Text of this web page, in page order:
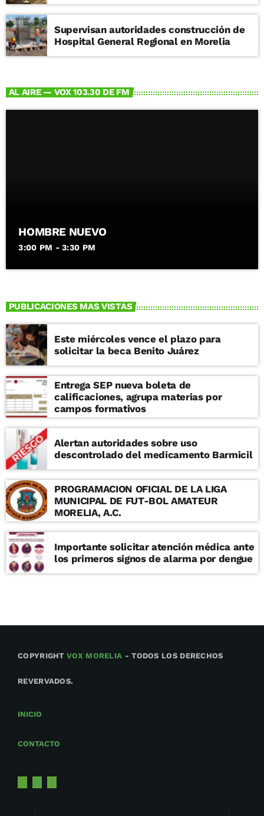
Supervisan autoridades construcción de
Hospital General Regional en Morelia
AL AIRE — VOX 103.30 DE FM
HOMBRE NUEVO
3:00 PM - 3:30 PM
PUBLICACIONES MAS VISTAS
Este miércoles vence el plazo para
solicitar la beca Benito Juárez
Entrega SEP nueva boleta de
calificaciones, agrupa materias por
campos formativos
Alertan autoridades sobre uso
descontrolado del medicamento Barmicil
PROGRAMACION OFICIAL DE LA LIGA
MUNICIPAL DE FUT-BOL AMATEUR
MORELIA, A.C.
Importante solicitar atención médica ante
los primeros signos de alarma por dengue
COPYRIGHTVOX MORELIA - TODOS LOS DERECHOS
REVERVADOS.
INICIO
CONTACTO